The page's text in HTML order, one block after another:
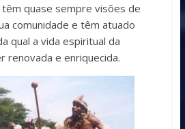
quase sempre visões de
comunidade e têm atuado
qual a vida espiritual da
renovada e enriquecida.